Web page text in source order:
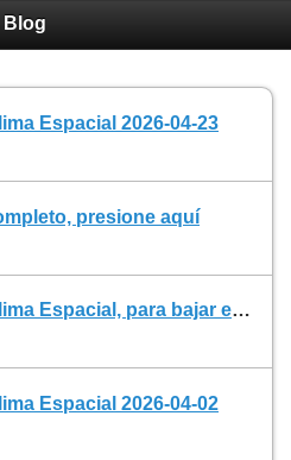
Blog
Espacial 2026-04-23
presione aquí
Reporte Semanal de Clima Espacial, para bajar el reporte presione aquí
Espacial 2026-04-02